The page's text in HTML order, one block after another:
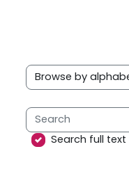
Browse the glossary
Search
Search full text